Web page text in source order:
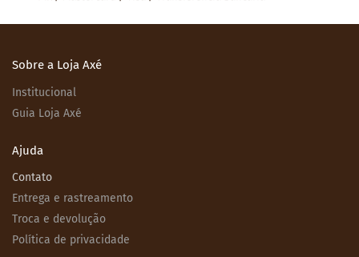
Sobre a Loja Axé
Institucional
Guia Loja Axé
Ajuda
Contato
Entrega e rastreamento
Troca e devolução
Política de privacidade